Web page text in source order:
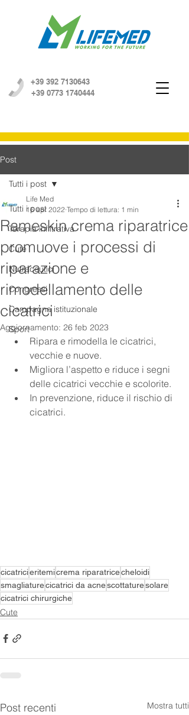
+39 392 7130643
+39 0773 1740444
Post
Tutti i post
Terapia infiltrativa
Cute
Nutraceutici
Congressi
Campagna istituzionale
Sport
Tutti i post
Rameskin crema riparatrice
promuove i processi di
riparazione e
rimodellamento delle
cicatrici
Life Med
16 apr 2022 Tempo di lettura: 1 min
Aggiornamento: 26 feb 2023
Ripara e rimodella le cicatrici,
vecchie e nuove.
Migliora l’aspetto e riduce i segni
delle cicatrici vecchie e scolorite.
In prevenzione, riduce il rischio di
cicatrici.
cicatricieritemicrema riparatricecheloidi
smagliaturecicatrici da acnescottaturesolare
cicatrici chirurgiche
Cute
Post recenti Mostra tutti